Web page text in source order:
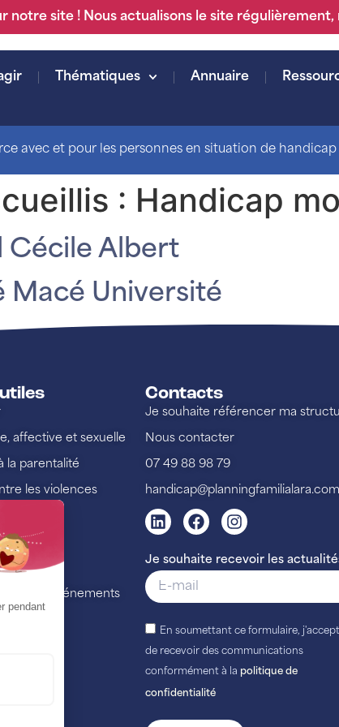
notre site ! Nous actualisons le site
Thématiques Annuaire
avec et pour les personnes en situation de
: Handicap
Cécile Albert
Macé Université
affective et sexuelle
la parentalité
les violences
et événements
Contacts
Je souhaite référencer ma
Nous contacter
07 49 88 98 79
handicap@planningfamilialara.com
Je souhaite recevoir les
En soumettant ce formulaire,
de recevoir des communications
conformément à la politique de
confidentialité